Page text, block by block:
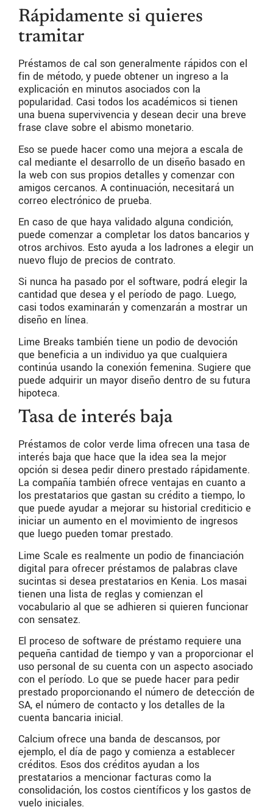
Rápidamente si quieres
tramitar
Préstamos de cal son generalmente rápidos con el
fin de método, y puede obtener un ingreso a la
explicación en minutos asociados con la
popularidad. Casi todos los académicos si tienen
una buena supervivencia y desean decir una breve
frase clave sobre el abismo monetario.
Eso se puede hacer como una mejora a escala de
cal mediante el desarrollo de un diseño basado en
la web con sus propios detalles y comenzar con
amigos cercanos. A continuación, necesitará un
correo electrónico de prueba.
En caso de que haya validado alguna condición,
puede comenzar a completar los datos bancarios y
otros archivos. Esto ayuda a los ladrones a elegir un
nuevo flujo de precios de contrato.
Si nunca ha pasado por el software, podrá elegir la
cantidad que desea y el período de pago. Luego,
casi todos examinarán y comenzarán a mostrar un
diseño en línea.
Lime Breaks también tiene un podio de devoción
que beneficia a un individuo ya que cualquiera
continúa usando la conexión femenina. Sugiere que
puede adquirir un mayor diseño dentro de su futura
hipoteca.
Tasa de interés baja
Préstamos de color verde lima ofrecen una tasa de
interés baja que hace que la idea sea la mejor
opción si desea pedir dinero prestado rápidamente.
La compañía también ofrece ventajas en cuanto a
los prestatarios que gastan su crédito a tiempo, lo
que puede ayudar a mejorar su historial crediticio e
iniciar un aumento en el movimiento de ingresos
que luego pueden tomar prestado.
Lime Scale es realmente un podio de financiación
digital para ofrecer préstamos de palabras clave
sucintas si desea prestatarios en Kenia. Los masai
tienen una lista de reglas y comienzan el
vocabulario al que se adhieren si quieren funcionar
con sensatez.
El proceso de software de préstamo requiere una
pequeña cantidad de tiempo y van a proporcionar el
uso personal de su cuenta con un aspecto asociado
con el período. Lo que se puede hacer para pedir
prestado proporcionando el número de detección de
SA, el número de contacto y los detalles de la
cuenta bancaria inicial.
Calcium ofrece una banda de descansos, por
ejemplo, el día de pago y comienza a establecer
créditos. Esos dos créditos ayudan a los
prestatarios a mencionar facturas como la
consolidación, los costos científicos y los gastos de
vuelo iniciales.